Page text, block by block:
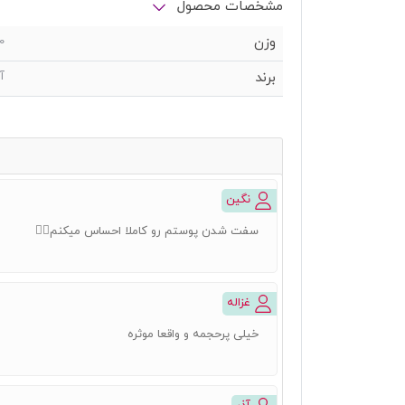
مشخصات محصول
وزن
برند
نگین
سفت شدن پوستم رو کاملا احساس میکنم👌🏻
غزاله
خیلی پرحجمه و واقعا موثره